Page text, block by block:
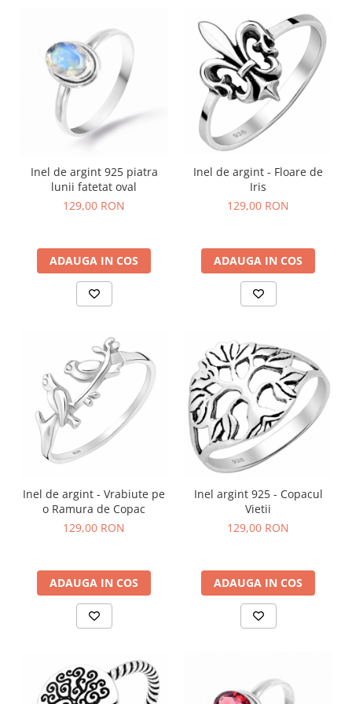
Inel de argint 925 piatra
lunii fatetat oval
129,00 RON
ADAUGA IN COS
Inel de argint - Floare de
Iris
129,00 RON
ADAUGA IN COS
Inel de argint - Vrabiute pe
o Ramura de Copac
129,00 RON
ADAUGA IN COS
Inel argint 925 - Copacul
Vietii
129,00 RON
ADAUGA IN COS